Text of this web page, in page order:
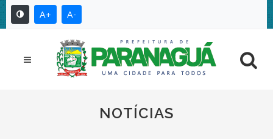
A+ A-
NOTÍCIAS